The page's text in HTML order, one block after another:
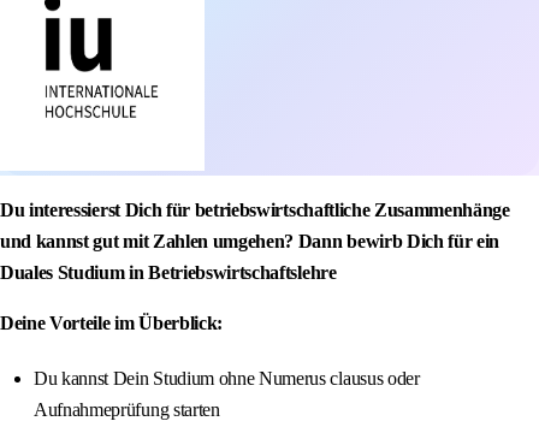
Du interessierst Dich für betriebswirtschaftliche Zusammenhänge
und kannst gut mit Zahlen umgehen? Dann bewirb Dich für ein
Duales Studium in Betriebswirtschaftslehre
Deine Vorteile im Überblick:
Du kannst Dein Studium ohne Numerus clausus oder
Aufnahmeprüfung starten